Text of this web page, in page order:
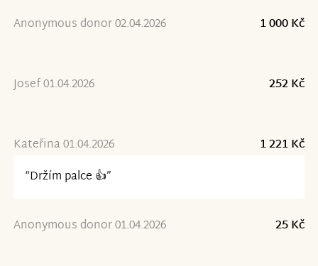
Anonymous donor 02.04.2026 1 000 Kč
Josef 01.04.2026 252 Kč
Kateřina 01.04.2026
1 221 Kč
“Držím palce 👍”
Anonymous donor 01.04.2026 25 Kč